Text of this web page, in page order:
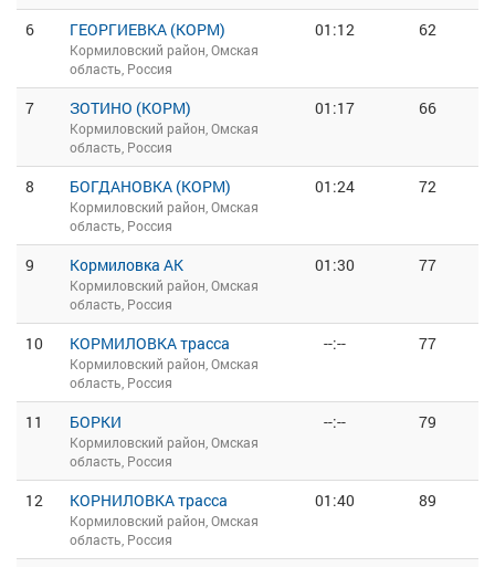
6 ГЕОРГИЕВКА (КОРМ)
Кормиловский район, Омская
область, Россия
01:12 62
7 ЗОТИНО (КОРМ)
Кормиловский район, Омская
область, Россия
01:17 66
8 БОГДАНОВКА (КОРМ)
Кормиловский район, Омская
область, Россия
01:24 72
9 Кормиловка АК
Кормиловский район, Омская
область, Россия
01:30 77
10 КОРМИЛОВКА трасса
Кормиловский район, Омская
область, Россия
--:-- 77
11 БОРКИ
Кормиловский район, Омская
область, Россия
--:-- 79
12 КОРНИЛОВКА трасса
Кормиловский район, Омская
область, Россия
01:40 89